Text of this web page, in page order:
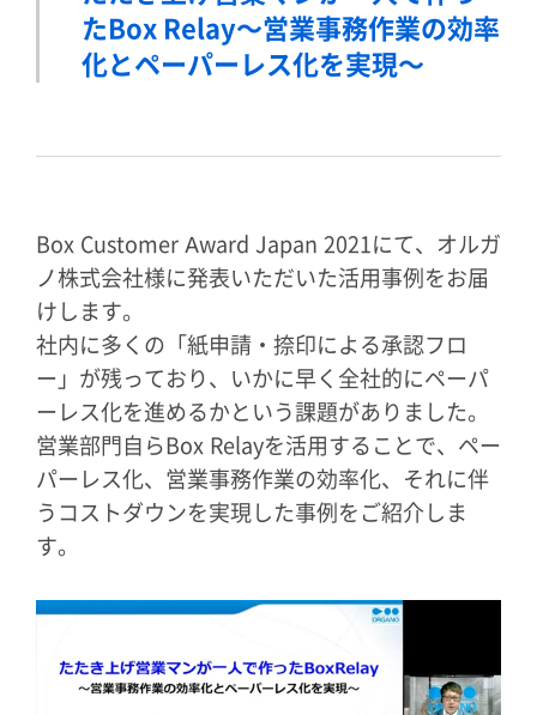
たBox Relay～営業事務作業の効率
化とペーパーレス化を実現～
Box Customer Award Japan 2021にて、オルガ
ノ株式会社様に発表いただいた活用事例をお届
けします。
社内に多くの「紙申請・捺印による承認フロ
ー」が残っており、いかに早く全社的にペーパ
ーレス化を進めるかという課題がありました。
営業部門自らBox Relayを活用することで、ペー
パーレス化、営業事務作業の効率化、それに伴
うコストダウンを実現した事例をご紹介しま
す。